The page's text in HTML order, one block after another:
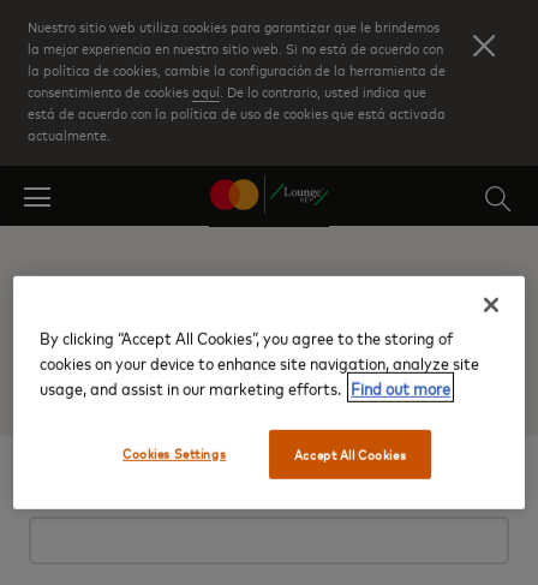
Skip
to
main
content
Nuestro sitio web utiliza cookies para garantizar que le brindemos
la mejor experiencia en nuestro sitio web. Si no está de acuerdo con
la política de cookies, cambie la configuración de la herramienta de
consentimiento de cookiesaquí . De lo contrario, usted indica que
está de acuerdo con la política de uso de cookies que está activada
actualmente.
Iniciar sesión
By clicking “Accept All Cookies”, you agree to the storing of
cookies on your device to enhance site navigation, analyze site
usage, and assist in our marketing efforts. Find out more
Accept All Cookies
Cookies Settings